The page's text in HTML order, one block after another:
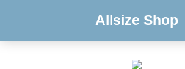
Allsize Shop